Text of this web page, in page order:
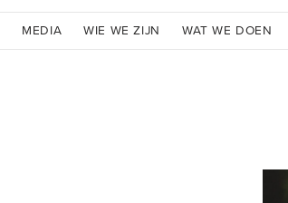
MEDIA WIE WE ZIJN WAT WE DOEN